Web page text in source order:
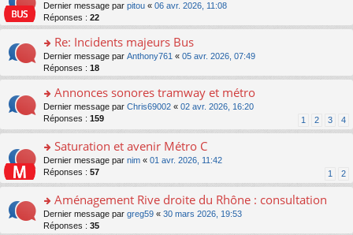
c
e
nt
pl
u
ré
c
e
nt
n
o
n
lu
le
pl
u
ré
c
e
nt
s
a
e
n
o
n
lu
le
pl
u
ré
c
e
nt
er
le
m
e
s
s
a
e
n
o
n
lu
le
pl
ré
c
e
o
n
s
ult
er
le
m
e
s
s
a
g
e
n
o
n
le
pl
u
Dernier message par pitou « 06 avr. 2026, 11:08
Réponses : 22
o
n
s
ult
er
le
s
s
a
g
e
n
o
Re: Incidents majeurs Bus
Dernier message par Anthony761 « 05 avr. 2026, 07:49
Réponses : 18
o
n
s
ult
er
le
m
e
s
s
a
Annonces sonores tramway et métro
Dernier message par Chris69002 « 02 avr. 2026, 16:20
Réponses : 159 1 2 3 4
o
n
s
ult
er
le
m
Saturation et avenir Métro C
Dernier message par nim « 01 avr. 2026, 11:42
Réponses : 57 1 2
o
n
Aménagement Rive droite du Rhône : consultation
Dernier message par greg59 « 30 mars 2026, 19:53
Réponses : 35